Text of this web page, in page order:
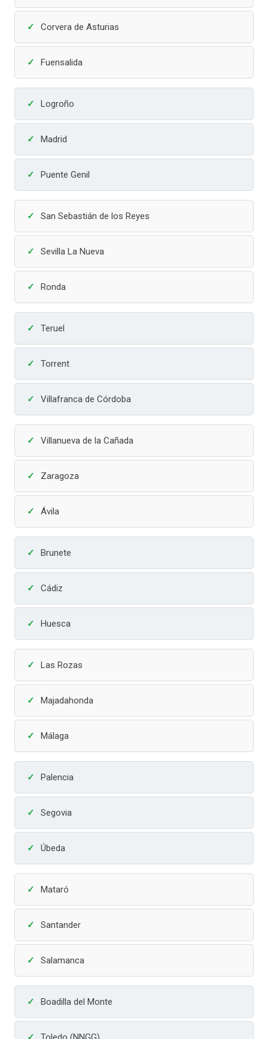
Corvera de Asturias
Fuensalida
Logroño
Madrid
Puente Genil
San Sebastián de los Reyes
Sevilla La Nueva
Ronda
Teruel
Torrent
Villafranca de Córdoba
Villanueva de la Cañada
Zaragoza
Ávila
Brunete
Cádiz
Huesca
Las Rozas
Majadahonda
Málaga
Palencia
Segovia
Úbeda
Mataró
Santander
Salamanca
Boadilla del Monte